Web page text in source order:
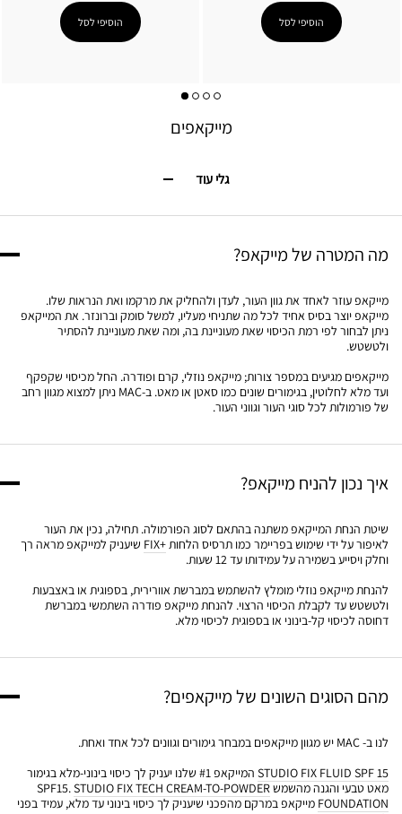
הוסיפי לסל הוסיפי לסל
מייקאפים
גלי עוד
מה המטרה של מייקאפ?
מייקאפ עוזר לאחד את גוון העור, לעדן ולהחליק את מרקמו ואת הנראות שלו.
מייקאפ יוצר בסיס אחיד לכל מה שתניחי מעליו, למשל סומק וברונזר. את המייקאפ
ניתן לבחור לפי רמת הכיסוי שאת מעוניינת בה, ומה שאת מעוניינת להסתיר
ולטשטש.
מייקאפים מגיעים במספר צורות; מייקאפ נוזלי, קרם ופודרה. החל מכיסוי שקפקף
ועד מלא לחלוטין, בגימורים שונים כמו סאטן או מאט. ב-MAC ניתן למצוא מגוון רחב
של פורמולות לכל סוגי העור וגווני העור.
איך נכון להניח מייקאפ?
שיטת הנחת המייקאפ משתנה בהתאם לסוג הפורמולה. תחילה, נכין את העור
לאיפור על ידי שימוש בפריימר כמו תרסיס הלחות+FIX
שיעניק למייקאפ מראה רך
וחלק ויסייע בשמירה על עמידותו עד 12 שעות.
להנחת מייקאפ נוזלי מומלץ להשתמש במברשת אוורירית, בספוגית או באצבעות
ולטשטש עד לקבלת הכיסוי הרצוי. להנחת מייקאפ פודרה השתמשי במברשת
דחוסה לכיסוי קל-בינוני או בספוגית לכיסוי מלא.
מהם הסוגים השונים של מייקאפים?
לנו ב- MAC יש מגוון מייקאפים במבחר גימורים וגוונים לכל אחד ואחת.
STUDIO FIX FLUID SPF 15
המייקאפ #1 שלנו יעניק לך כיסוי בינוני-מלא בגימור
מאט טבעי והגנה מהשמש SPF15.STUDIO FIX TECH CREAM-TO-POWDER
FOUNDATION מייקאפ במרקם מהפכני שיעניק לך כיסוי בינוני עד מלא, עמיד בפני